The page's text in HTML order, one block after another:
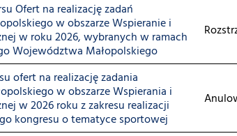
Ofert na realizację zadań
w obszarze Wspieranie i
w roku 2026, wybranych w ramach
Województwa Małopolskiego
ofert na realizację zadania
w obszarze Wspierania i
w 2026 roku z zakresu realizacji
kongresu o tematyce sportowej